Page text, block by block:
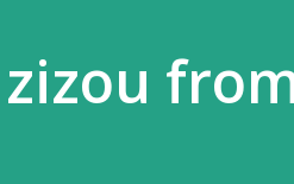
zizou